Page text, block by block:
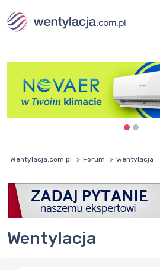
Wentylacja.com.pl Forum wentylacja
wentylacja